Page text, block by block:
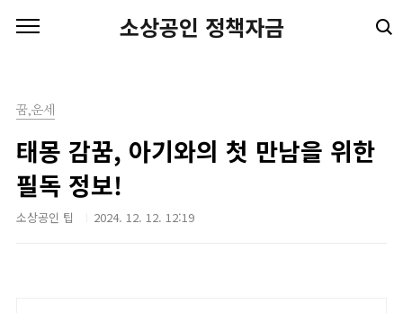
소상공인 정책자금
꿈,운세
태몽 감꿈, 아기와의 첫 만남을 위한
필독 정보!
소상공인 팁 2024. 12. 12. 12:19